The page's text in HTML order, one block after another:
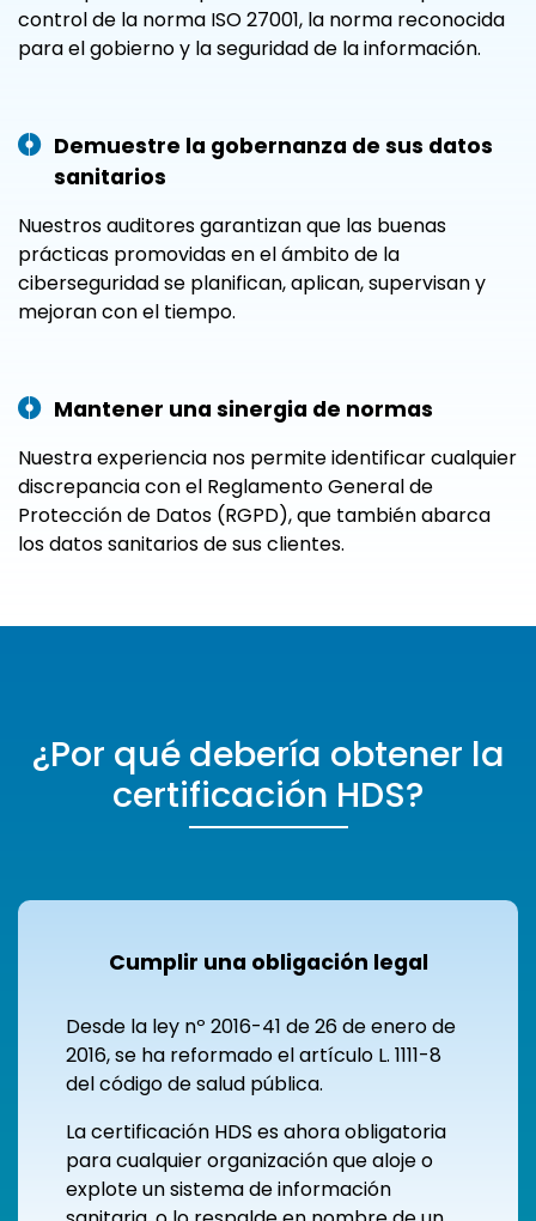
control de la norma ISO 27001, la norma reconocida
para el gobierno y la seguridad de la información.
Demuestre la gobernanza de sus datos
sanitarios
Nuestros auditores garantizan que las buenas
prácticas promovidas en el ámbito de la
ciberseguridad se planifican, aplican, supervisan y
mejoran con el tiempo.
Mantener una sinergia de normas
Nuestra experiencia nos permite identificar cualquier
discrepancia con el Reglamento General de
Protección de Datos (RGPD), que también abarca
los datos sanitarios de sus clientes.
¿Por qué debería obtener la
certificación HDS?
Cumplir una obligación legal
Desde la ley nº 2016-41 de 26 de enero de
2016, se ha reformado el artículo L. 1111-8
del código de salud pública.
La certificación HDS es ahora obligatoria
para cualquier organización que aloje o
explote un sistema de información